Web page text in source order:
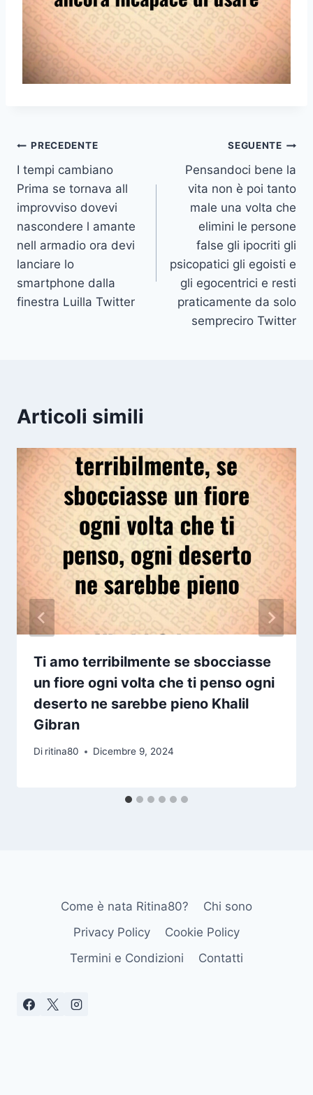
Navigazione
articoli
PRECEDENTE
I tempi cambiano
Prima se tornava all
improvviso dovevi
nascondere l amante
nell armadio ora devi
lanciare lo
smartphone dalla
finestra Luilla Twitter
SEGUENTE
Pensandoci bene la
vita non è poi tanto
male una volta che
elimini le persone
false gli ipocriti gli
psicopatici gli egoisti e
gli egocentrici e resti
praticamente da solo
sempreciro Twitter
Articoli simili
Ti amo terribilmente se sbocciasse
un fiore ogni volta che ti penso ogni
deserto ne sarebbe pieno Khalil
Gibran
Di ritina80 Dicembre 9, 2024
Come è nata Ritina80?
Chi sono
Privacy Policy
Cookie Policy
Termini e Condizioni
Contatti